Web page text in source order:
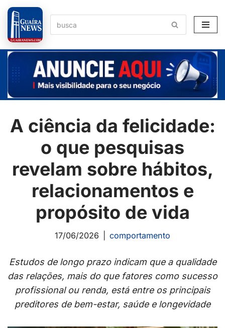
Pular
para
o
conteúdo
A ciência da felicidade:
o que pesquisas
revelam sobre hábitos,
relacionamentos e
propósito de vida
17/06/2026 comportamento
Estudos de longo prazo indicam que a qualidade
das relações, mais do que fatores como sucesso
profissional ou renda, está entre os principais
preditores de bem-estar, saúde e longevidade